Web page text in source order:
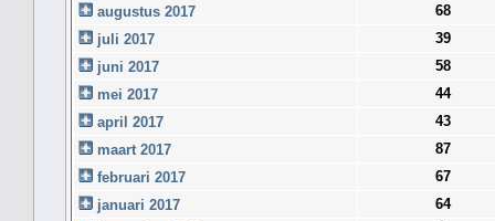
augustus 2017
68
juli 2017
39
juni 2017
58
mei 2017
44
april 2017
43
maart 2017
87
februari 2017
67
januari 2017
64